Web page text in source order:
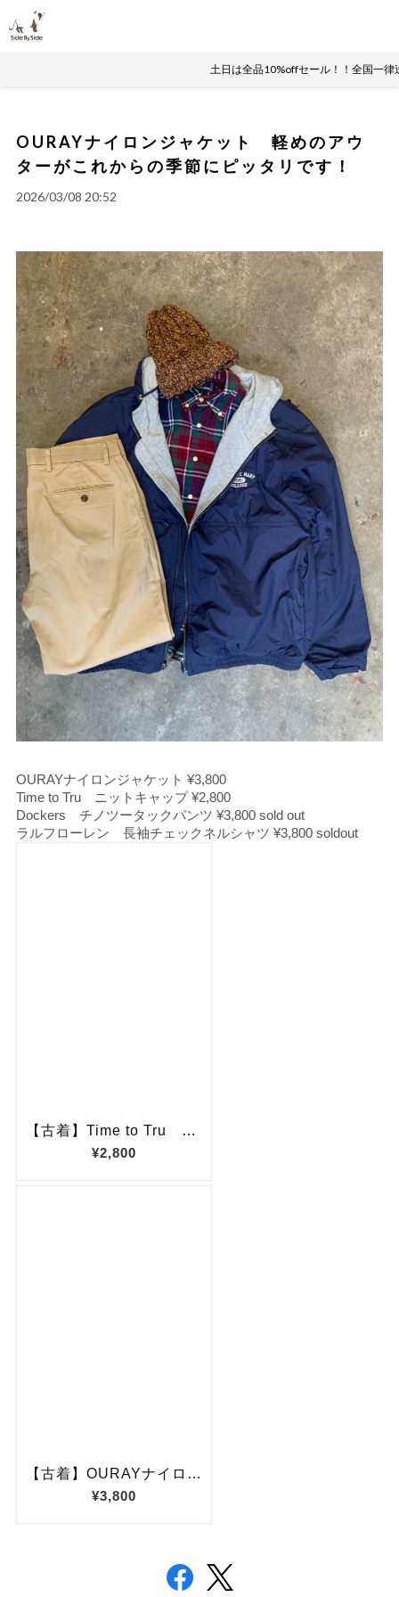
土日は全品10%offセール！！全国一
OURAYナイロンジャケット 軽めのアウ
ターがこれからの季節にピッタリです！
2026/03/08 20:52
OURAYナイロンジャケット ¥3,800
Time to Tru ニットキャップ ¥2,800
Dockers チノツータックパンツ ¥3,800 sold out
ラルフローレン 長袖チェックネルシャツ ¥3,800 soldout